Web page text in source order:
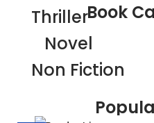
Book
Thriller
Novel
Non Fiction